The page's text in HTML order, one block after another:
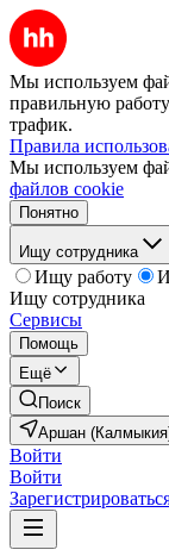
Мы используем
правильную
трафик.
Правила
Мы используем
файлов cookie
Понятно
Ищу сотрудника
Ищу работу
Ищу сотрудника
Сервисы
Помощь
Ещё
Поиск
Аршан
Войти
Войти